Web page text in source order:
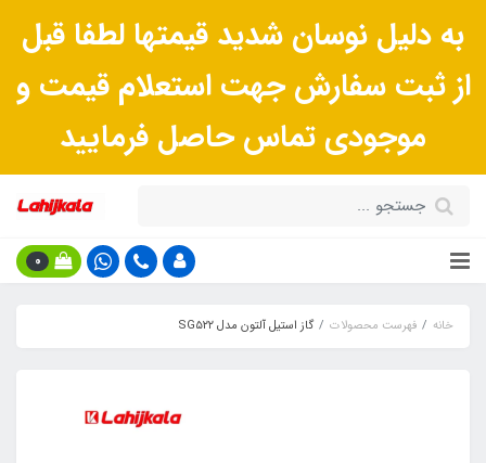
به دلیل نوسان شدید قیمتها لطفا قبل
از ثبت سفارش جهت استعلام قیمت و
موجودی تماس حاصل فرمایید
0
خانه فهرست محصولات گاز استیل آلتون مدل SG۵۲۲